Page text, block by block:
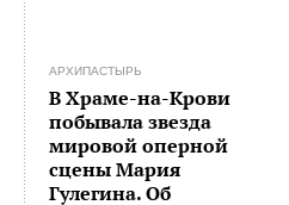
АРХИПАСТЫРЬ
В Храме-на-Крови
побывала звезда
мировой оперной
сцены Мария
Гулегина. Об